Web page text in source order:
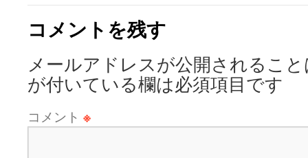
コメントを残す
メールアドレスが公開されるこ
が付いている欄は必須項目です
コメント ※